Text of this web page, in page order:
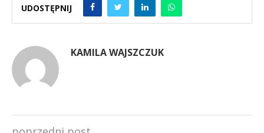
UDOSTĘPNIJ
KAMILA WAJSZCZUK